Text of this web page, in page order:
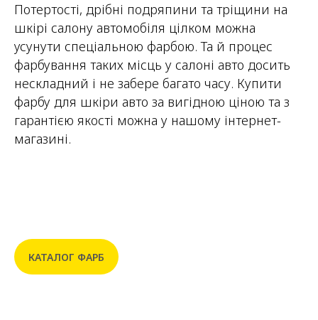
Потертості, дрібні подряпини та тріщини на
шкірі салону автомобіля цілком можна
усунути спеціальною фарбою. Та й процес
фарбування таких місць у салоні авто досить
нескладний і не забере багато часу. Купити
фарбу для шкіри авто за вигідною ціною та з
гарантією якості можна у нашому інтернет-
магазині.
КАТАЛОГ ФАРБ